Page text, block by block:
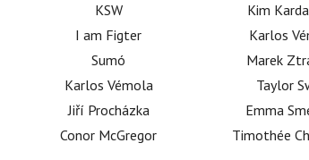
KSW
I am Figter
Sumó
Karlos Vémola
Jiří Procházka
Conor McGregor
Kim
Karlos
Marek
Taylor
Emma
Timothée